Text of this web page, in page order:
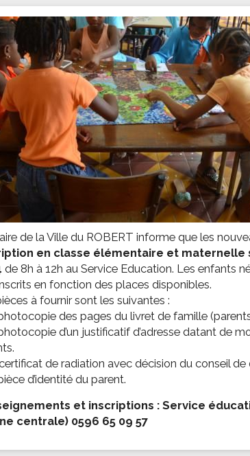
Offres d'emploi
SOCIAL-SOLIDARITÉ
Le Centre Communal d'Action Social
Les aides sociales
Logement
Antenne Municipale de Développement et de
Cohésion Sociale
Epicerie sociale et solidaire "Rayon de Soleil"
Bornes de collecte de l'ACISE
et le lycée
local des jeunes
scolaire
maternelles et primaire
de loisirs - ALSH
famille
ENFANCE
maternelles
Les activités
de la Ville du ROBERT informe que les
en classe élémentaire et maternelle
de 8h à 12h au Service Education. Les enfants
en fonction des places disponibles.
à fournir sont les suivantes :
des pages du livret de famille
d’un justificatif d’adresse datant de
de radiation avec décision du conseil
d’identité du parent.
et inscriptions : Service
centrale) 0596 65 09 57